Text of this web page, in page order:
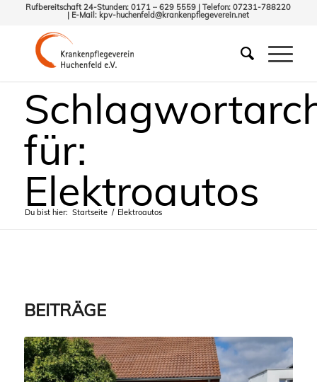
Rufbereitschaft 24-Stunden: 0171 – 629 5559 | Telefon: 07231-788220
| E-Mail: kpv-huchenfeld@krankenpflegeverein.net
für:
Elektroautos
Du bist hier: Startseite / Elektroautos
BEITRÄGE